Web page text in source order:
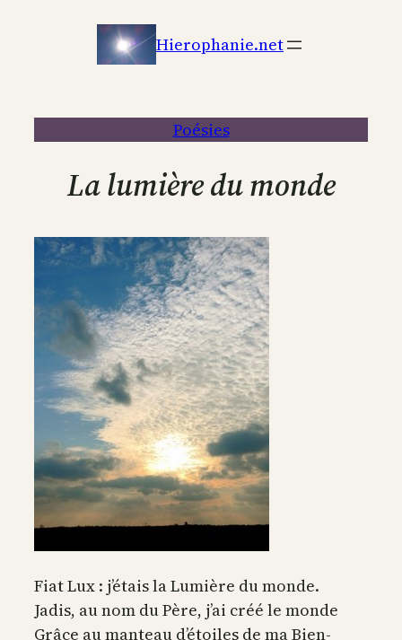
Hierophanie.net
Poésies
La lumière du monde
Fiat Lux : j’étais la Lumière du monde.
Jadis, au nom du Père, j’ai créé le monde
Grâce au manteau d’étoiles de ma Bien-